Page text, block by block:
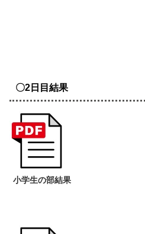
〇2日目結果
小学生の部結果